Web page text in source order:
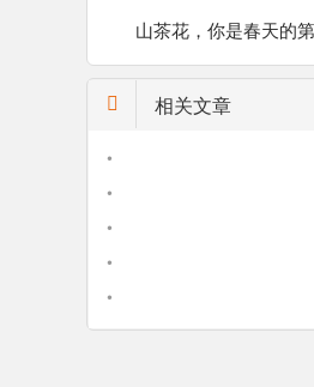
山茶花，你是春天的
相关文章
•
•
•
•
•